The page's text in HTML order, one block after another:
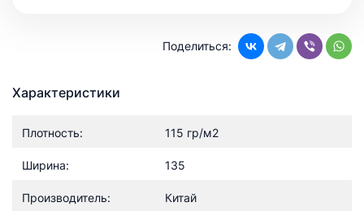
Поделиться:
Характеристики
Плотность: 115 гр/м2
Ширина: 135
Производитель: Китай